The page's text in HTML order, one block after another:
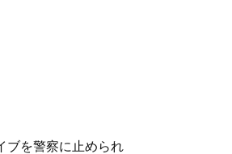
ブを警察に止められ